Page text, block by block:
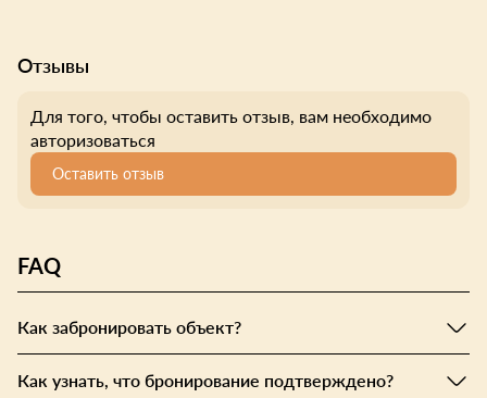
Отзывы
Для того, чтобы оставить отзыв, вам необходимо
авторизоваться
Оставить отзыв
FAQ
Как забронировать объект?
Как узнать, что бронирование подтверждено?